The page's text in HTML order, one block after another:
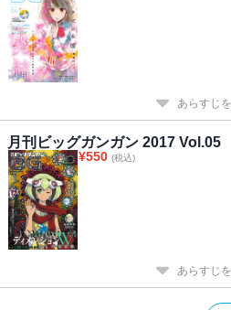
あらすじ
月刊ビッグガンガン 2017 Vol.05
¥550 (税込)
あらすじ